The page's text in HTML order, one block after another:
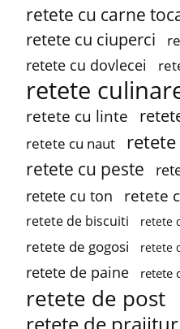
retete cu carne
retete cu ciuperci
retete cu dovlecei
retete
retete cu linte
retete cu naut
retete
retete cu peste
retete cu ton
retete
retete de biscuiti retete
retete de gogosi retete
retete de paine retete
retete de post